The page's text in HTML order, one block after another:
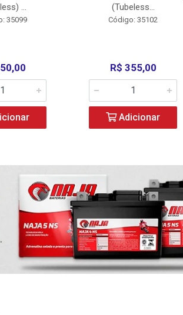
...
35099
(Tubeless...
Código: 35102
R$ 355,00
Adicionar